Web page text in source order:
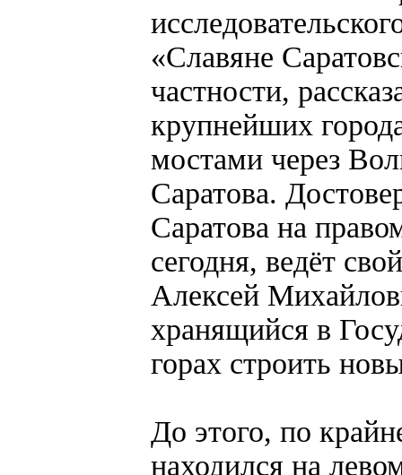
«Славяне
частности,
крупнейших
мостами через
Саратова.
Саратова на
сегодня, ведёт
Алексей
хранящийся в
горах строить
До этого, по
находился на